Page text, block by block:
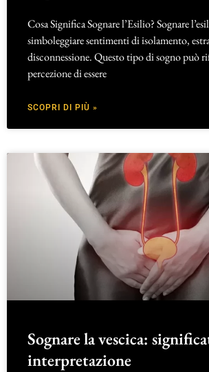
Cosa Significa Sognare l’Esilio? Sognare
simboleggiare sentimenti di isolamento,
disconnessione. Questo tipo di sogno può
percezione di essere
SCOPRI DI PIÙ »
Sognare la vescica:
interpretazione